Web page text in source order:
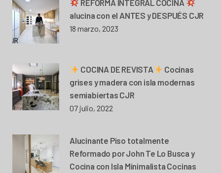
REFORMA INTEGRAL COCINA
alucina con el ANTES y DESPUÉS CJR
18 marzo, 2023
COCINA DE REVISTA
Cocinas
grises y madera con isla modernas
semiabiertas CJR
07 julio, 2022
Alucinante Piso totalmente
Reformado por John Te Lo Busca y
Cocina con Isla Minimalista Cocinas